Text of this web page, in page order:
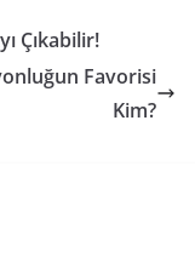
Çıkabilir!
Favorisi
Kim?